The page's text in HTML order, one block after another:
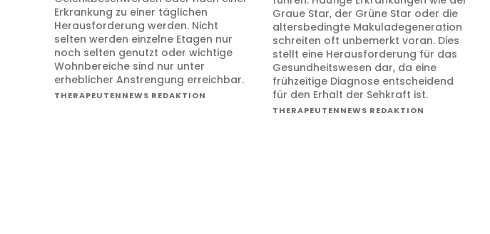
Erkrankung zu einer täglichen
Herausforderung werden. Nicht
selten werden einzelne Etagen nur
noch selten genutzt oder wichtige
Wohnbereiche sind nur unter
erheblicher Anstrengung erreichbar.
THERAPEUTENNEWS REDAKTION
Graue Star, der Grüne Star oder die
altersbedingte Makuladegeneration
schreiten oft unbemerkt voran. Dies
stellt eine Herausforderung für das
Gesundheitswesen dar, da eine
frühzeitige Diagnose entscheidend
für den Erhalt der Sehkraft ist.
THERAPEUTENNEWS REDAKTION